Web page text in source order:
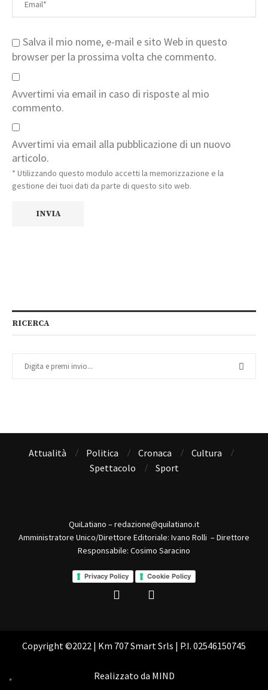
Salva il mio nome, e-mail e sito Web in questo
browser per la prossima volta che commento.
Avvertimi via email in caso di risposte al mio
commento.
Avvertimi via email alla pubblicazione di un nuovo
articolo.
* Utilizzando questo modulo accetti la memorizzazione e la
gestione dei tuoi dati da parte di questo sito web.
RICERCA
Attualità Politica Cronaca
Cultura
Spettacolo
Sport
QuiLatiano – redazione@quilatiano.it
Amministratore Unico/Direttore Editoriale: Ivano Rolli – Direttore
Responsabile: Cosimo Saracino
Privacy Policy Cookie Policy
Copyright ©2022 | Km 707 Smart Srls | P.I. 02546150745
Realizzato da MIND